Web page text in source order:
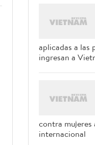
aplicadas a las
ingresan a
contra mujeres
internacional